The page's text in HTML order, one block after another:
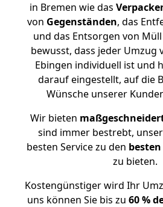
in Bremen wie das
von Gegenständen, das
und das Entsorgen von
bewusst, dass jeder Umzug
Ebingen individuell ist und
darauf eingestellt, auf die
Wünsche unserer
Wir bieten
sind immer bestrebt,
besten Service zu den
zu bieten.
Kostengünstiger wird Ihr
uns können Sie bis zu 60 %